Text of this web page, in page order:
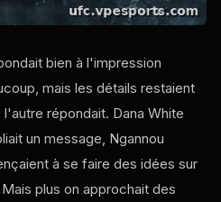
bien à l'impression
mais les détails restaient
répondait. Dana White
un message, Ngannou
à se faire des idées sur
plus on approchait des